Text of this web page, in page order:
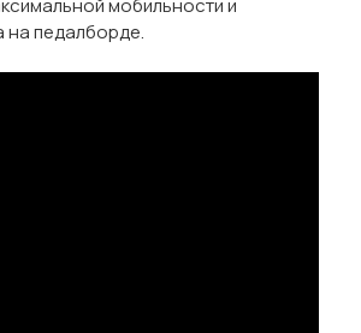
мобильности и
на педалборде.